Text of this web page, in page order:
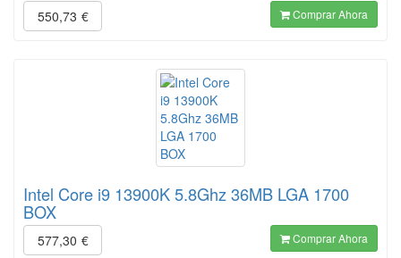
550,73 € Comprar Ahora
Intel Core i9 13900K 5.8Ghz 36MB LGA 1700
BOX
577,30 € Comprar Ahora